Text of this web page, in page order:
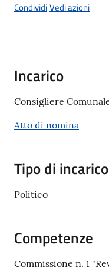
Servizi
e
su
CondividiVedi azioni
Incarico
Consigliere
Atto di nomina
Tipo di incarico
Politico
Competenze
Commissione n. 1